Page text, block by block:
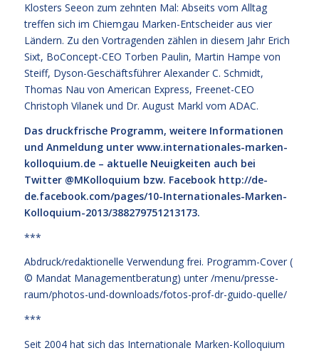
Klosters Seeon zum zehnten Mal: Abseits vom Alltag
treffen sich im Chiemgau Marken-Entscheider aus vier
Ländern. Zu den Vortragenden zählen in diesem Jahr Erich
Sixt, BoConcept-CEO Torben Paulin, Martin Hampe von
Steiff, Dyson-Geschäftsführer Alexander C. Schmidt,
Thomas Nau von American Express, Freenet-CEO
Christoph Vilanek und Dr. August Markl vom ADAC.
Das druckfrische Programm, weitere Informationen
und Anmeldung unter www.internationales-marken-
kolloquium.de– aktuelle Neuigkeiten auch bei
Twitter @MKolloquium bzw. Facebook http://de-
de.facebook.com/pages/10-Internationales-Marken-
Kolloquium-2013/388279751213173.
***
Abdruck/redaktionelle Verwendung frei. Programm-Cover (
© Mandat Managementberatung) unter /menu/presse-
raum/photos-und-downloads/fotos-prof-dr-guido-quelle/
***
Seit 2004 hat sich das Internationale Marken-Kolloquium